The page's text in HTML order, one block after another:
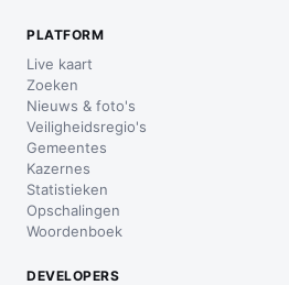
PLATFORM
Live kaart
Zoeken
Nieuws & foto's
Veiligheidsregio's
Gemeentes
Kazernes
Statistieken
Opschalingen
Woordenboek
DEVELOPERS